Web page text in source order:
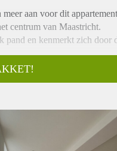
aan voor dit
centrum van Maastricht.
pand en kenmerkt zich door
is v.v. alle gemakken.